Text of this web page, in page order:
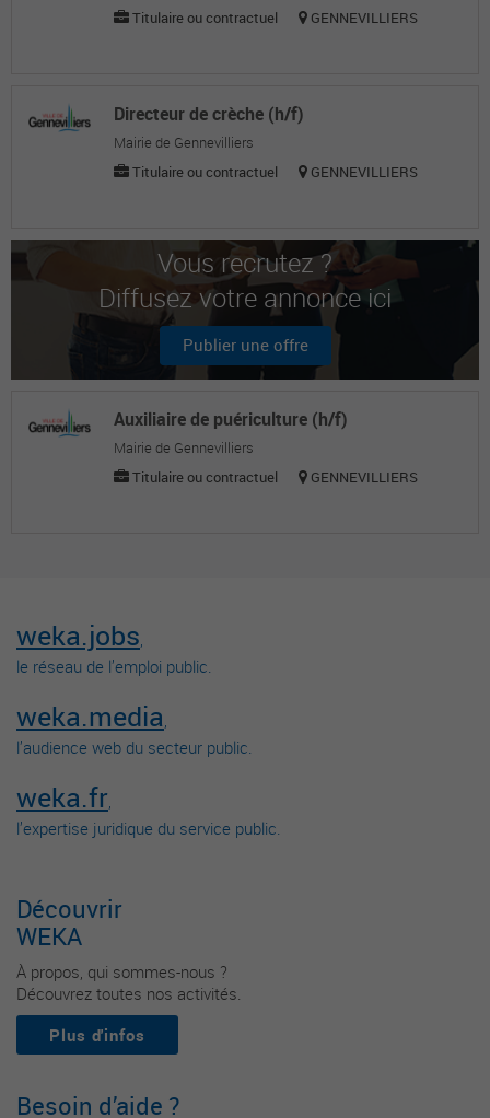
Titulaire ou contractuel
GENNEVILLIERS
Directeur de crèche (h/f)
Mairie de Gennevilliers
Titulaire ou contractuel
GENNEVILLIERS
Vous recrutez ?
Diffusez votre annonce ici
Publier une offre
Auxiliaire de puériculture (h/f)
Mairie de Gennevilliers
Titulaire ou contractuel
GENNEVILLIERS
weka.jobs,
le réseau de l’emploi public.
weka.media,
l’audience web du secteur public.
weka.fr,
l’expertise juridique du service public.
Découvrir
WEKA
À propos, qui sommes-nous ?
Découvrez toutes nos activités.
Plus d'infos
Besoin d’aide ?